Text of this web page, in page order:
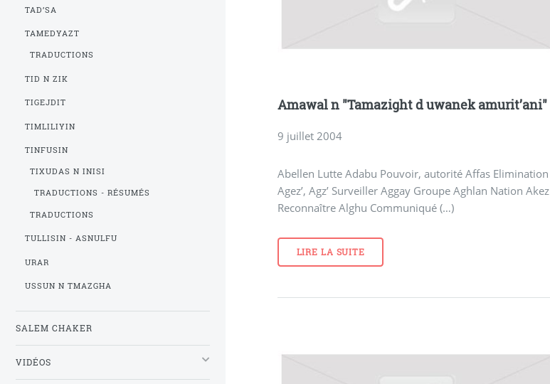
Amawal n "Tamazight d uwanek amurit’ani"
9 juillet 2004
Abellen Lutte Adabu Pouvoir, autorité Affas Elimination
Agez’, Agz’ Surveiller Aggay Groupe Aghlan Nation Akez
Reconnaître Alghu Communiqué (…)
LIRE LA SUITE
TAD’SA
TAMEDYAZT
TRADUCTIONS
TID N ZIK
TIGEJDIT
TIMLILIYIN
TINFUSIN
TIXUDAS N INISI
TRADUCTIONS - RÉSUMÉS
TRADUCTIONS
TULLISIN - ASNULFU
URAR
USSUN N TMAZGHA
SALEM CHAKER
VIDÉOS